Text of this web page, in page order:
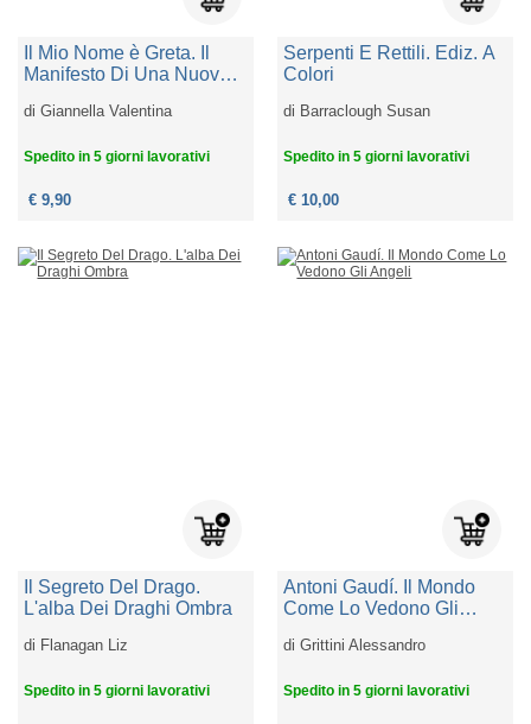
Il Mio Nome è Greta. Il
Manifesto Di Una Nuova
Quella Dei Ragazzi Di
Colori
diGiannella Valentina
Spedito in 5 giorni lavorativi
€ 9,90
Serpenti E Rettili. Ediz. A
Colori
di Barraclough Susan
Spedito in 5 giorni lavorativi
€ 10,00
Il Segreto Del Drago.
L'alba Dei Draghi Ombra
di Flanagan Liz
Spedito in 5 giorni lavorativi
Antoni Gaudí. Il Mondo
Come Lo Vedono Gli
diGrittini Alessandro
Spedito in 5 giorni lavorativi